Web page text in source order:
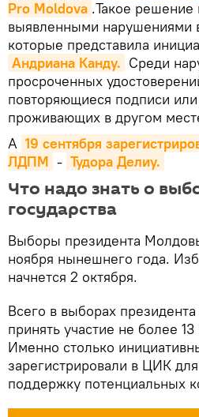
Pro Moldova .Такое решение
выявленными нарушениями
которые представила
Андриана Канду. Среди
просроченных
повторяющиеся подписи
проживающих в другом
А 19 сентября
ЛДПМ - Тудора Делиу.
Что надо знать о
государства
Выборы президента
ноября нынешнего года.
начнется 2 октября.
Всего в выборах
принять участие не более
Именно столько
зарегистрировали в ЦИК
поддержку потенциальных